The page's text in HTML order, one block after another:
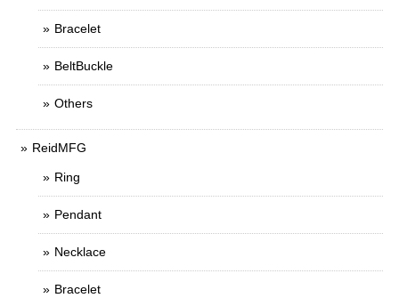
Bracelet
BeltBuckle
Others
ReidMFG
Ring
Pendant
Necklace
Bracelet